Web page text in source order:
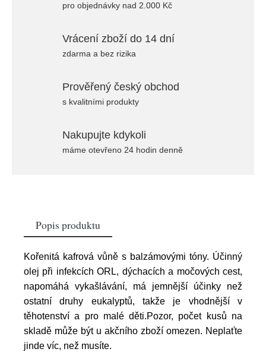
pro objednávky nad 2.000 Kč
Vrácení zboží do 14 dní
zdarma a bez rizika
Prověřený český obchod
s kvalitními produkty
Nakupujte kdykoli
máme otevřeno 24 hodin denně
Popis produktu
Kořenitá kafrová vůně s balzámovými tóny. Účinný
olej při infekcích ORL, dýchacích a močových cest,
napomáhá vykašlávání, má jemnější účinky než
ostatní druhy eukalyptů, takže je vhodnější v
těhotenství a pro malé děti.Pozor, počet kusů na
skladě může být u akčního zboží omezen. Neplaťte
jinde víc, než musíte.